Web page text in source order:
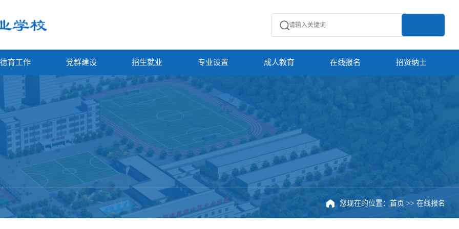
德育工作 党群建设 招生就业 专业设置 成人教育 在线报名 招贤纳士
您现在的位置：首页 >>在线报名